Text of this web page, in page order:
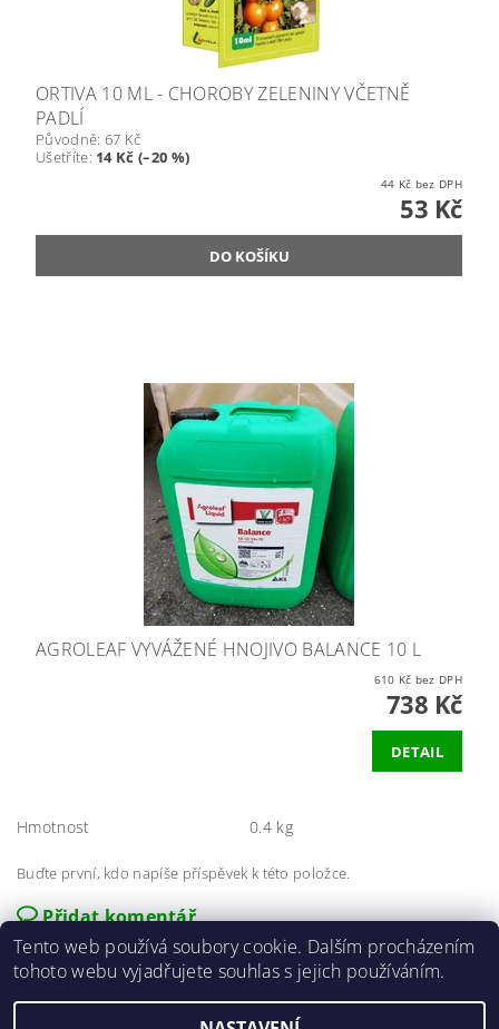
ORTIVA 10 ML - CHOROBY ZELENINY VČETNĚ
PADLÍ
Původně: 67 Kč
Ušetříte: 14 Kč (–20 %)
44 Kč bez DPH
53 Kč
AGROLEAF VYVÁŽENÉ HNOJIVO BALANCE 10 L
610 Kč bez DPH
738 Kč
DETAIL
Hmotnost 0.4 kg
Buďte první, kdo napíše příspěvek k této položce.
Přidat komentář
Tento web používá soubory cookie. Dalším procházením
tohoto webu vyjadřujete souhlas s jejich používáním.